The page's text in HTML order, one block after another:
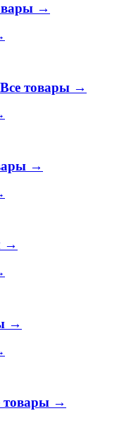
→
Все товары →
→
→
→
товары →